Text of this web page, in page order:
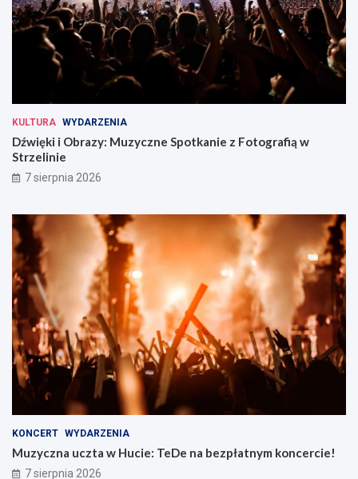
KULTURA WYDARZENIA
Dźwięki i Obrazy: Muzyczne Spotkanie z Fotografią w
Strzelinie
7 sierpnia 2026
KONCERT WYDARZENIA
Muzyczna uczta w Hucie: TeDe na bezpłatnym koncercie!
7 sierpnia 2026